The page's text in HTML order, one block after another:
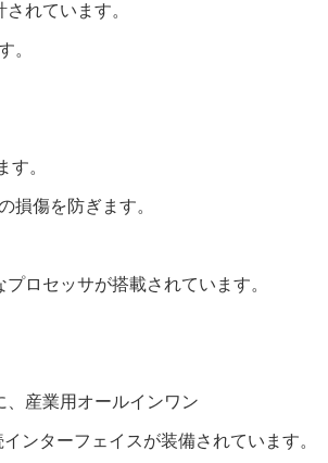
れています。
。
。
損傷を防ぎます。
ロセッサが搭載されています。
産業用オールインワン
ンターフェイスが装備されています。